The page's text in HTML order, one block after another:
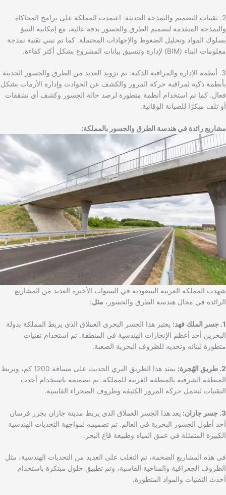
2. تقنيات التصميم والنمذجة الحديثة: اعتمدت المملكة على برامج المحاكاة
والنمذجة المتقدمة لتصميم الطرق والجسور بدقة عالية، مع إمكانية التنبؤ
بسلوك المواد وتحليل الضغوط والإجهادات المحتملة. كما تم تبني تقنية نمذجة
معلومات البناء (BIM) لإدارة وتنسيق بيانات المشروع بشكل أكثر كفاءة.
3. أنظمة الإدارة والمراقبة الذكية: تم تزويد العديد من الطرق والجسور الحديثة
بأنظمة ذكية لمراقبة حركة المرور والكشف عن الحوادث وإدارة الأزمات بشكل
فعال. كما تم استخدام أنظمة متطورة لرصد حالة الجسور وكشف أي تشققات
أو تلف مبكرًا للصيانة الوقائية.
مشاريع رائدة في هندسة الطرق والجسور بالمملكة:
شهدت المملكة العربية السعودية في السنوات الأخيرة العديد من المشاريع
الرائدة في مجال هندسة الطرق والجسور، مثل:
1. جسر الملك فهد:
يعتبر هذا الجسر البحري العملاق الذي يربط المملكة بدولة
البحرين أحد أعظم الإنجازات الهندسية في المنطقة. تم استخدام تقنيات
متطورة لبنائه وتحديه للظروف البحرية الصعبة.
2. طريق الهُجرة:
يمتد هذا الطريق البري الحديث على مسافة 1200 كم، ويربط
المنطقة الشرقية بالمنطقة الغربية للمملكة. تم تصميمه باستخدام أحدث
التقنيات لتحمل حركة المرور الكثيفة وظروف الصحراء القاسية.
3. جسر جازان:
يعد هذا الجسر العملاق الذي يربط مدينة جازان بجزر فرسان
أحد أطول الجسور البحرية في العالم. تم تصميمه لمواجهة التحديات الهندسية
الكبيرة المتمثلة في عمق المياه وطبيعة قاع البحر.
في هذه المشاريع الضخمة، تم التغلب على العديد من التحديات الهندسية، مثل
الظروف الجغرافية والمناخية القاسية، وتم تطبيق حلول مبتكرة باستخدام
أحدث التقنيات والمواد المتطورة.